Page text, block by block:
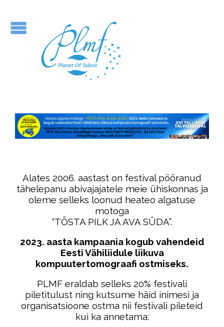
Alates 2006. aastast on festival pööranud
tähelepanu abivajajatele meie ühiskonnas ja
oleme selleks loonud heateo algatuse
motoga
“TÕSTA PILK JA AVA SÜDA”.
2023. aasta kampaania kogub vahendeid
Eesti Vähiliidule liikuva
kompuutertomograafi ostmiseks.
PLMF eraldab selleks 20% festivali
piletitulust ning kutsume häid inimesi ja
organisatsioone ostma nii festivali pileteid
kui ka annetama: